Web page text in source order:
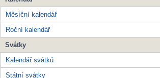
Měsíční kalendář
Roční kalendář
Svátky
Kalendář svátků
Státní svátky